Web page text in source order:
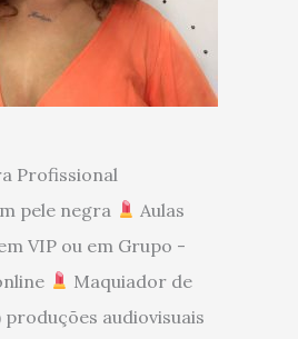
Profissional
pele negra
Aulas
VIP ou em Grupo -
Maquiador de
produções audiovisuais